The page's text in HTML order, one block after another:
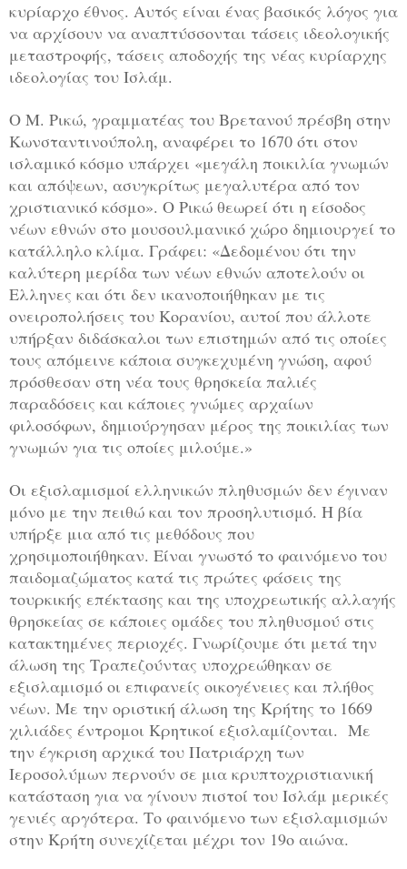
κυρίαρχο έθνος. Αυτός είναι ένας βασικός λόγος για
να αρχίσουν να αναπτύσσονται τάσεις ιδεολογικής
μεταστροφής, τάσεις αποδοχής της νέας κυρίαρχης
ιδεολογίας του Ισλάμ.
Ο Μ. Ρικώ, γραμματέας του Βρετανού πρέσβη στην
Κωνσταντινούπολη, αναφέρει το 1670 ότι στον
ισλαμικό κόσμο υπάρχει «μεγάλη ποικιλία γνωμών
και απόψεων, ασυγκρίτως μεγαλυτέρα από τον
χριστιανικό κόσμο». Ο Ρικώ θεωρεί ότι η είσοδος
νέων εθνών στο μουσουλμανικό χώρο δημιουργεί το
κατάλληλο κλίμα. Γράφει: «Δεδομένου ότι την
καλύτερη μερίδα των νέων εθνών αποτελούν οι
Ελληνες και ότι δεν ικανοποιήθηκαν με τις
ονειροπολήσεις του Κορανίου, αυτοί που άλλοτε
υπήρξαν διδάσκαλοι των επιστημών από τις οποίες
τους απόμεινε κάποια συγκεχυμένη γνώση, αφού
πρόσθεσαν στη νέα τους θρησκεία παλιές
παραδόσεις και κάποιες γνώμες αρχαίων
φιλοσόφων, δημιούργησαν μέρος της ποικιλίας των
γνωμών για τις οποίες μιλο­ύμε.»
Oι εξισλαμισμοί ελληνικών πληθυσμών δεν έγιναν
μόνο με την πειθώ και τον προσηλυτισμό. Η βία
υπήρξε μια από τις μεθόδους που
χρησιμοποιήθηκαν. Είναι γνωστό το φαινόμενο του
παιδομαζώματος κατά τις πρώτες φάσεις της
τουρκικής επέκτασης και της υποχρεωτικής αλλαγής
θρησκείας σε κάποιες ομάδες του πληθυσμού στις
κατακτημένες περιοχές. Γνωρίζουμε ότι μετά την
άλωση της Τραπεζούντας υποχρεώθηκαν σε
εξισλαμισμό οι επιφανείς οικογένειες και πλήθος
νέων. Με την οριστική άλωση της Κρήτης το 1669
χιλιάδες έντρομοι Κρητικοί εξισλαμίζονται. Με
την έγκριση αρχικά του Πατριάρχη των
Ιεροσολύμων περνούν σε μια κρυπτοχριστιανική
κατάσταση για να γίνουν πιστοί του Ισλάμ μερικές
γενιές αργότερα. Το φαινόμενο των εξισλαμισμών
στην Κρήτη συνεχίζεται μέχρι τον 19ο αιώνα.